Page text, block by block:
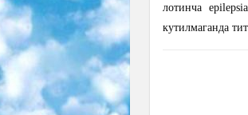
лотинча
кутилмаганда